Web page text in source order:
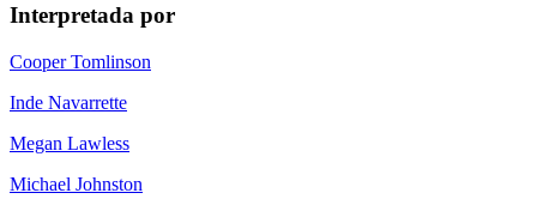
Interpretada por
Cooper Tomlinson
Inde Navarrette
Megan Lawless
Michael Johnston